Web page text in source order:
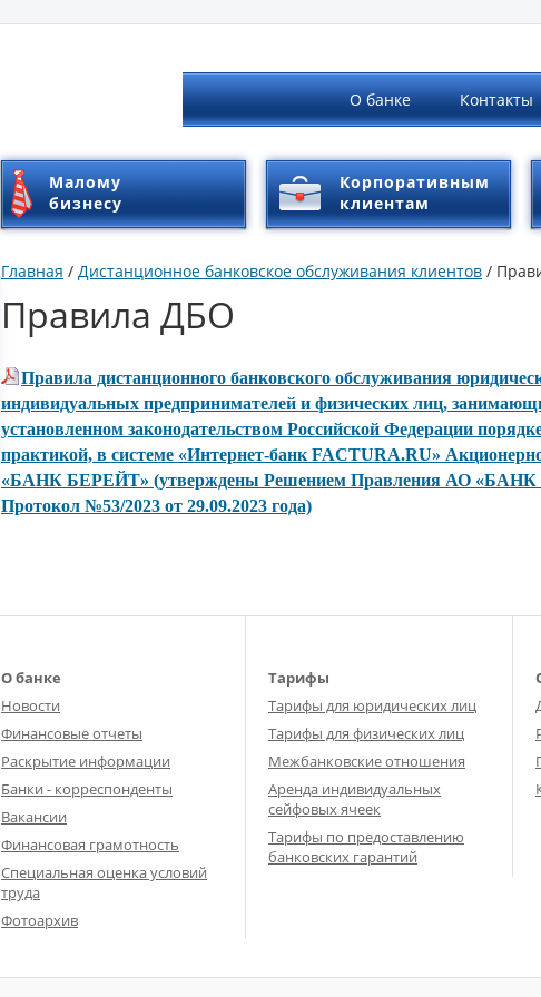
О банке Контакты
Малому
бизнесу
Корпоративным
клиентам
Главная / Дистанционное банковское обслуживания клиентов /
Правила ДБО
Правила дистанционного банковского обслуживания
индивидуальных предпринимателей и физических лиц,
установленном законодательством Российской Федерации
практикой, в системе «Интернет-банк FACTURA.RU»
«БАНК БЕРЕЙТ» (утверждены Решением Правления АО
Протокол №53/2023 от 29.09.2023 года)
О банке
Новости
Финансовые отчеты
Раскрытие информации
Банки - корреспонденты
Вакансии
Финансовая грамотность
Специальная оценка условий
труда
Фотоархив
Тарифы
Тарифы для юридических лиц
Тарифы для физических лиц
Межбанковские отношения
Аренда индивидуальных
сейфовых ячеек
Тарифы по предоставлению
банковских гарантий